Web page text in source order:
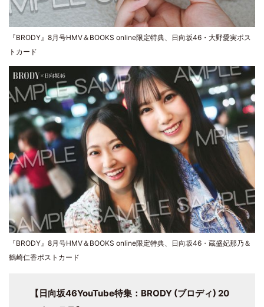
『BRODY』8月号HMV＆BOOKS online限定特典、日向坂46・大野愛実ポス
トカード
『BRODY』8月号HMV＆BOOKS online限定特典、日向坂46・蔵盛妃那乃＆
鶴崎仁香ポストカード
【日向坂46YouTube特集：BRODY (ブロディ) 20